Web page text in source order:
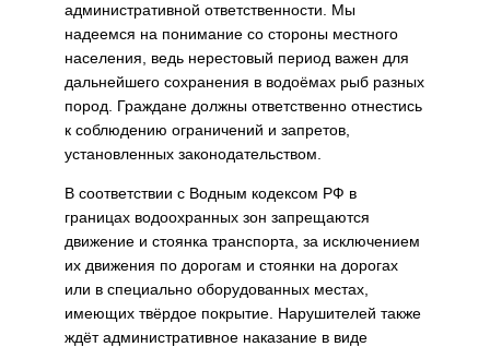
административной ответственности. Мы
надеемся на понимание со стороны местного
населения, ведь нерестовый период важен для
дальнейшего сохранения в водоёмах рыб разных
пород. Граждане должны ответственно отнестись
к соблюдению ограничений и запретов,
установленных законодательством.
В соответствии с Водным кодексом РФ в
границах водоохранных зон запрещаются
движение и стоянка транспорта, за исключением
их движения по дорогам и стоянки на дорогах
или в специально оборудованных местах,
имеющих твёрдое покрытие. Нарушителей также
ждёт административное наказание в виде